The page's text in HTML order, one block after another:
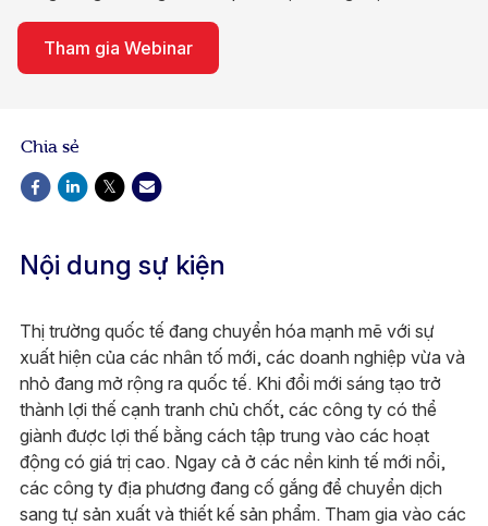
Tham gia Webinar
Chia sẻ
Nội dung sự kiện
Thị trường quốc tế đang chuyển hóa mạnh mẽ với sự
xuất hiện của các nhân tố mới, các doanh nghiệp vừa và
nhỏ đang mở rộng ra quốc tế. Khi đổi mới sáng tạo trở
thành lợi thế cạnh tranh chủ chốt, các công ty có thể
giành được lợi thế bằng cách tập trung vào các hoạt
động có giá trị cao. Ngay cả ở các nền kinh tế mới nổi,
các công ty địa phương đang cố gắng để chuyển dịch
sang tự sản xuất và thiết kế sản phẩm. Tham gia vào các